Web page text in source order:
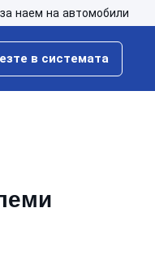
наем на автомобили
в системата